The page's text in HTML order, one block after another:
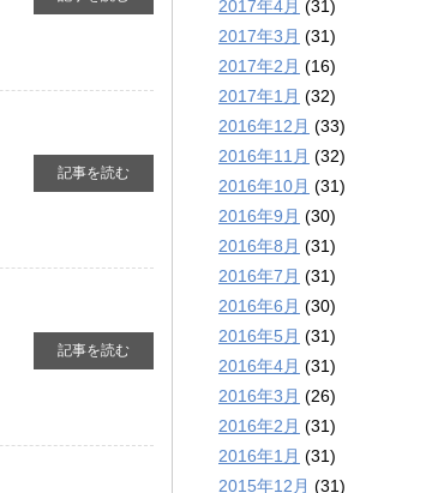
記事を読む
記事を読む
2017年4月 (31)
2017年3月 (31)
2017年2月 (16)
2017年1月 (32)
2016年12月 (33)
2016年11月 (32)
2016年10月 (31)
2016年9月 (30)
2016年8月 (31)
2016年7月 (31)
2016年6月 (30)
2016年5月 (31)
2016年4月 (31)
2016年3月 (26)
2016年2月 (31)
2016年1月 (31)
2015年12月 (31)